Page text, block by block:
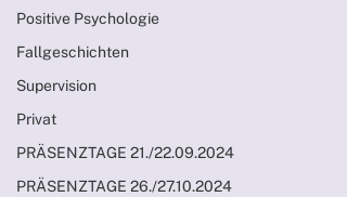
Positive Psychologie
Fallgeschichten
Supervision
Privat
PRÄSENZTAGE 21./22.09.2024
PRÄSENZTAGE 26./27.10.2024